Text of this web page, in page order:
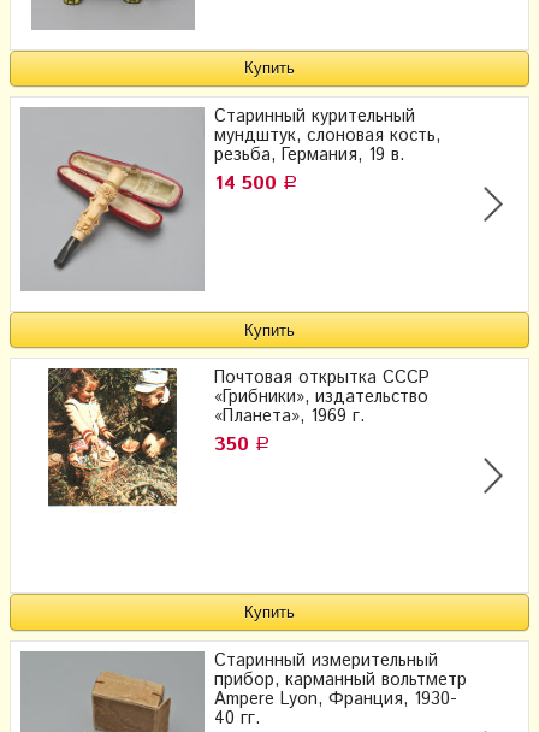
Старинный курительный
мундштук, слоновая кость,
резьба, Германия, 19 в.
14 500 Р
Почтовая открытка СССР
«Грибники», издательство
«Планета», 1969 г.
350 Р
Старинный измерительный
прибор, карманный вольтметр
Ampere Lyon, Франция, 1930-
40 гг.